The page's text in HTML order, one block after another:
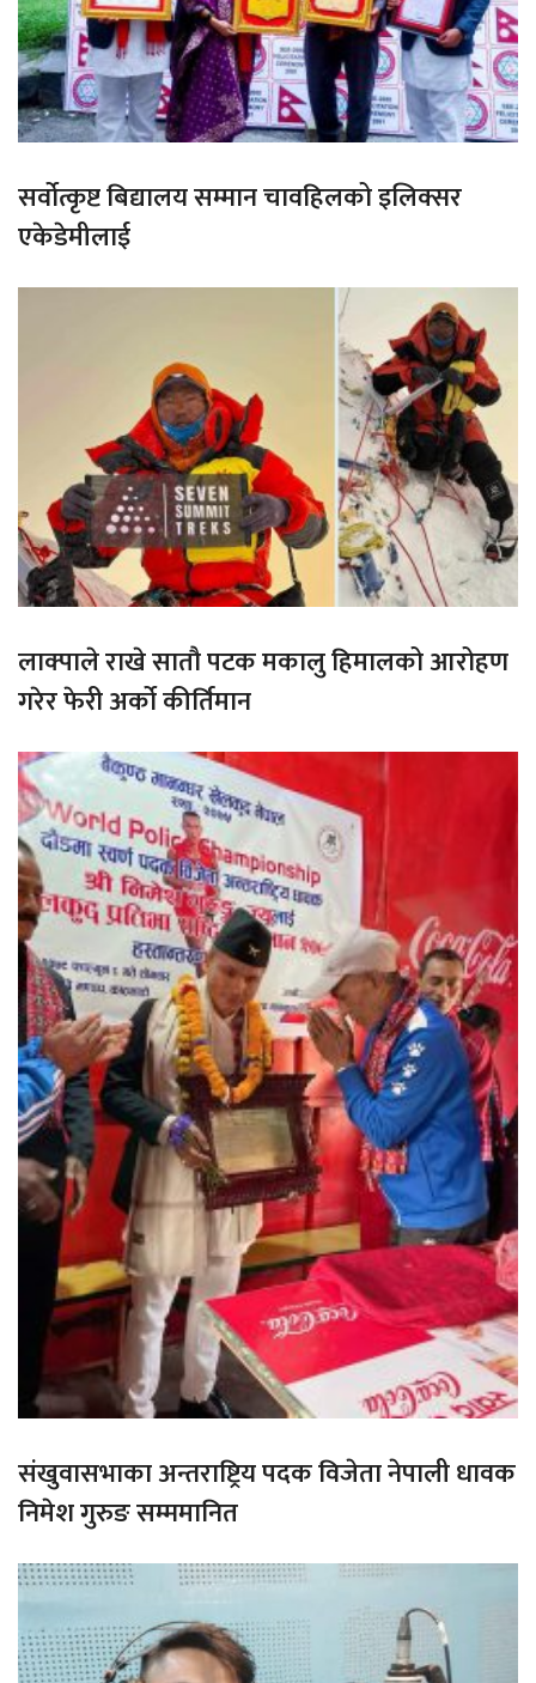
सर्वोत्कृष्ट बिद्यालय सम्मान चावहिलको इलिक्सर
एकेडेमीलाई
लाक्पाले राखे सातौ पटक मकालु हिमालको आरोहण
गरेर फेरी अर्को कीर्तिमान
संखुवासभाका अन्तराष्ट्रिय पदक विजेता नेपाली धावक
निमेश गुरुङ सम्ममानित